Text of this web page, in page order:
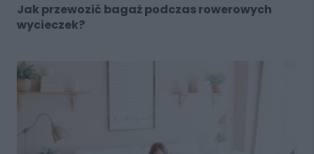
Jak przewozić bagaż podczas rowerowych
wycieczek?